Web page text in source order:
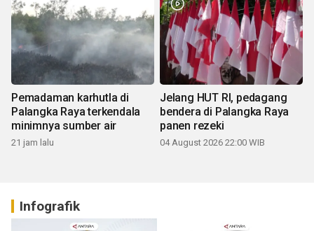
Pemadaman karhutla di
Palangka Raya terkendala
minimnya sumber air
21 jam lalu
Jelang HUT RI, pedagang
bendera di Palangka Raya
panen rezeki
04 August 2026 22:00 WIB
Infografik